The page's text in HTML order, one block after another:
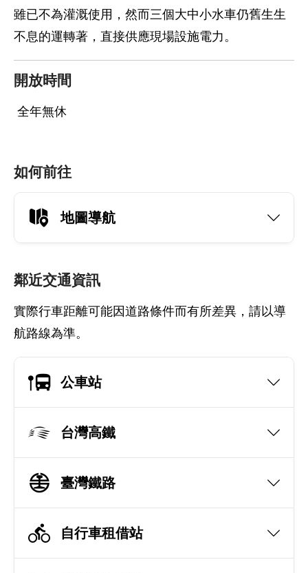
雖已不為灌溉使用，然而三個大中小水車仍舊生生
不息的運轉著，直接供應現場設施電力。
開放時間
全年無休
如何前往
地圖導航
鄰近交通資訊
實際行車距離可能因道路條件而有所差異，請以導
航路線為準。
公車站
台灣高鐵
臺灣鐵路
自行車租借站